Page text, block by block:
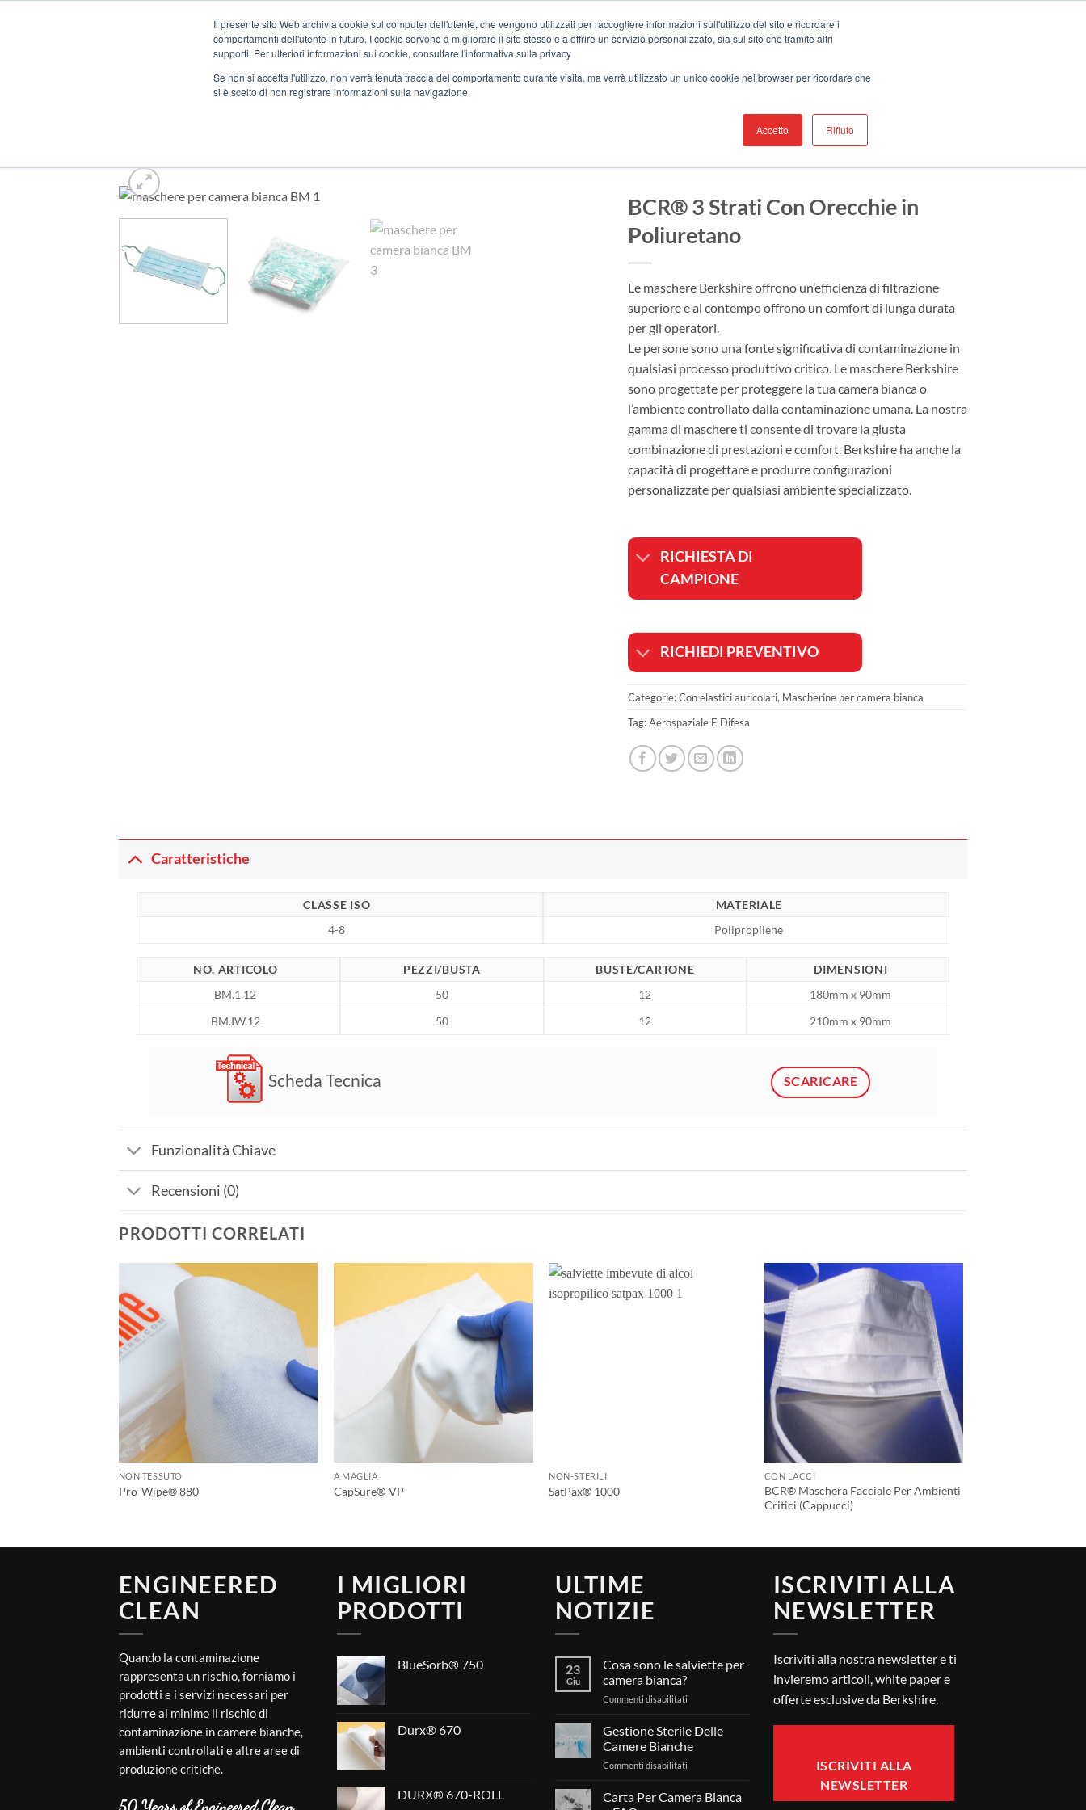
Il presente sito Web archivia cookie sul computer dell'utente, che vengono utilizzati per raccogliere informazioni sull'utilizzo del sito e ricordare i
comportamenti dell'utente in futuro. I cookie servono a migliorare il sito stesso e a offrire un servizio personalizzato, sia sul sito che tramite altri
supporti. Per ulteriori informazioni sui cookie, consultare l'informativa sulla privacy
Se non si accetta l'utilizzo, non verrà tenuta traccia del comportamento durante visita, ma verrà utilizzato un unico cookie nel browser per ricordare che
si è scelto di non registrare informazioni sulla navigazione.
Accetto Rifiuto
CHI SIAMO SETTORI PRODOTTI RISORSE
CON ELASTICI
BCR® 3 Strati Con Orecchie in
Poliuretano
Le maschere Berkshire offrono un’efficienza di filtrazione
superiore e al contempo offrono un comfort di lunga durata
per gli operatori.
Le persone sono una fonte significativa di contaminazione in
qualsiasi processo produttivo critico. Le maschere Berkshire
sono progettate per proteggere la tua camera bianca o
l’ambiente controllato dalla contaminazione umana. La nostra
gamma di maschere ti consente di trovare la giusta
combinazione di prestazioni e comfort. Berkshire ha anche la
capacità di progettare e produrre configurazioni
personalizzate per qualsiasi ambiente specializzato.
RICHIESTA DI
CAMPIONE
RICHIEDI PREVENTIVO
Categorie:Con elastici auricolari, Mascherine per camera bianca
Tag:Aerospaziale E Difesa
Caratteristiche
CLASSE ISO
MATERIALE
4-8
Polipropilene
NO. ARTICOLO PEZZI/BUSTA BUSTE/CARTONE
DIMENSIONI
BM.1.12
50 12
180mm x 90mm
BM.IW.12
50 12 210mm x 90mm
Scheda Tecnica SCARICARE
Funzionalità Chiave
Recensioni (0)
PRODOTTI CORRELATI
NON TESSUTO
Pro-Wipe® 880
A MAGLIA
CapSure®-VP
NON-STERILI
SatPax® 1000
CON LACCI
BCR® Maschera Facciale Per Ambienti
Critici (Cappucci)
ENGINEERED
CLEAN
Quando la contaminazione
rappresenta un rischio, forniamo i
prodotti e i servizi necessari per
ridurre al minimo il rischio di
contaminazione in camere bianche,
ambienti controllati e altre aree di
produzione critiche.
I MIGLIORI
PRODOTTI
BlueSorb® 750
Durx® 670
DURX® 670-ROLL
ULTIME
NOTIZIE
23
Giu
Cosa sono le salviette per
camera bianca?
Commenti disabilitati
sono
le
salviette
bianca?
Gestione Sterile Delle
Camere Bianche
Commenti disabilitati
Sterile
Delle
Carta Per Camera Bianca
ISCRIVITI ALLA
NEWSLETTER
Iscriviti alla nostra newsletter e ti
invieremo articoli, white paper e
offerte esclusive da Berkshire.
ISCRIVITI ALLA
NEWSLETTER